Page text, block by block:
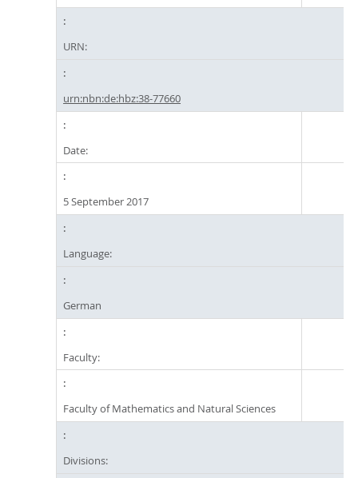
URN:
urn:nbn:de:hbz:38-77660
Date:
5 September 2017
Language:
German
Faculty:
Faculty of Mathematics and Natural Sciences
Divisions: